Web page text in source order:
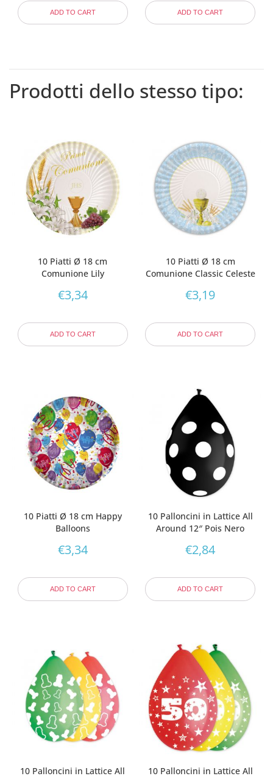
ADD TO CART ADD TO CART
Prodotti dello stesso tipo:
10 Piatti Ø 18 cm
Comunione Lily
€3,34
ADD TO CART
10 Piatti Ø 18 cm
Comunione Classic Celeste
€3,19
ADD TO CART
10 Piatti Ø 18 cm Happy
Balloons
€3,34
ADD TO CART
10 Palloncini in Lattice All
Around 12″ Pois Nero
€2,84
ADD TO CART
10 Palloncini in Lattice All
10 Palloncini in Lattice All